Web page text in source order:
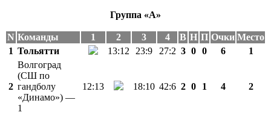
Группа «А»
N Команды 1 2 3 4 В Н П Очки Место
1 Тольятти 13:12 23:9 27:2 3 0 0 6 1
2
Волгоград
(СШ по
гандболу
«Динамо») —
1
12:13 18:10 42:6 2 0 1 4 2